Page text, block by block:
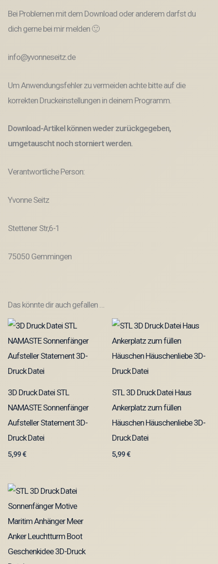
Bei Problemen mit dem Download oder anderem darfst du
dich gerne bei mir melden 🙂
info@yvonneseitz.de
Um Anwendungsfehler zu vermeiden achte bitte auf die
korrekten Druckeinstellungen in deinem Programm.
Download-Artikel können weder zurückgegeben,
umgetauscht noch storniert werden.
Verantwortliche Person:
Yvonne Seitz
Stettener Str,6-1
75050 Gemmingen
Das könnte dir auch gefallen …
3D Druck Datei STL
NAMASTE Sonnenfänger
Aufsteller Statement 3D-
Druck Datei
5,99€
STL 3D Druck Datei Haus
Ankerplatz zum füllen
Häuschen Häuschenliebe 3D-
Druck Datei
5,99€